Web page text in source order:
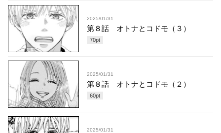
2025/01/31
第８話 オトナとコドモ（３）
70pt
2025/01/31
第８話 オトナとコドモ（２）
60pt
2025/01/31